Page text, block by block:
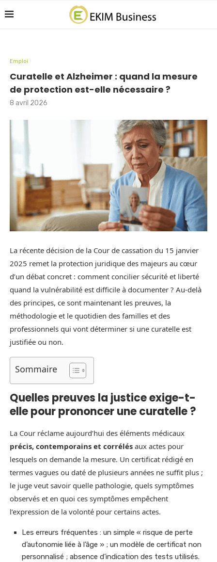
Emploi
Curatelle et Alzheimer : quand la mesure
de protection est-elle nécessaire ?
8 avril 2026
La récente décision de la Cour de cassation du 15 janvier
2025 remet la protection juridique des majeurs au cœur
d’un débat concret : comment concilier sécurité et liberté
quand la vulnérabilité est difficile à documenter ? Au-delà
des principes, ce sont maintenant les preuves, la
méthodologie et le quotidien des familles et des
professionnels qui vont déterminer si une curatelle est
justifiée ou non.
Sommaire
Quelles preuves la justice exige-t-
elle pour prononcer une curatelle ?
La Cour réclame aujourd’hui des éléments médicaux
précis, contemporains et corrélés aux actes pour
lesquels on demande la mesure. Un certificat rédigé en
termes vagues ou daté de plusieurs années ne suffit plus ;
le juge veut savoir quelle pathologie, quels symptômes
observés et en quoi ces symptômes empêchent
l’expression de la volonté pour certains actes.
Les erreurs fréquentes : un simple « risque de perte
d’autonomie liée à l’âge » ; un modèle de certificat non
personnalisé ; absence d’indication des tests utilisés.